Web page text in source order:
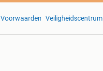
Voorwaarden Veiligheidscentrum